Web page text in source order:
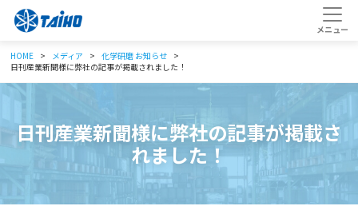
HOME メディア 化学研磨 お知らせ
日刊産業新聞様に弊社の記事が掲載されました！
日刊産業新聞様に弊社の記事が掲載さ
れました！